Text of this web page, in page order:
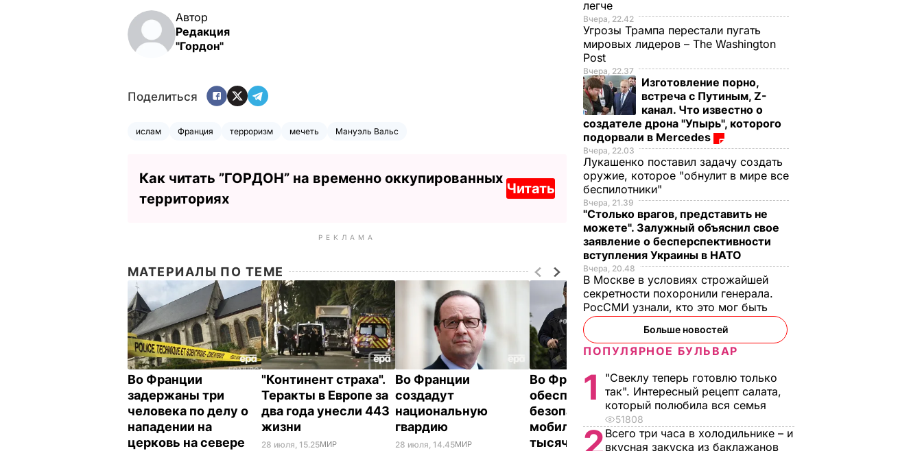
Автор
Редакция
"Гордон"
Поделиться
ислам Франция терроризм мечеть Мануэль Вальс
Как читать ”ГОРДОН” на временно оккупированных
территориях
Читать
РЕКЛАМА
МАТЕРИАЛЫ ПО ТЕМЕ
Во Франции
задержаны три
человека по делу о
нападении на
церковь на севере
"Континент страха".
Теракты в Европе за
два года унесли 443
жизни
28 июля, 15.25МИР
Во Франции
создадут
национальную
гвардию
28 июля, 14.45МИР
Во Франции для
обеспечения
безопасности
мобилизовали 23,5
тысячи
Ватикан осудил
"варварское
убийство"
священника во
Франции
легче
Вчера, 22.42
Угрозы Трампа перестали пугать
мировых лидеров – The Washington
Post
Вчера, 22.37
Изготовление порно,
встреча с Путиным, Z-
канал. Что известно о
создателе дрона "Упырь", которого
подорвали в Mercedes
Вчера, 22.03
Лукашенко поставил задачу создать
оружие, которое "обнулит в мире все
беспилотники"
Вчера, 21.39
"Столько врагов, представить не
можете". Залужный объяснил свое
заявление о бесперспективности
вступления Украины в НАТО
Вчера, 20.48
В Москве в условиях строжайшей
секретности похоронили генерала.
РосСМИ узнали, кто это мог быть
Больше новостей
ПОПУЛЯРНОЕ БУЛЬВАР
1
"Свеклу теперь готовлю только
так". Интересный рецепт салата,
который полюбила вся семья
51808
2 Всего три часа в холодильнике – и
вкусная закуска из баклажанов